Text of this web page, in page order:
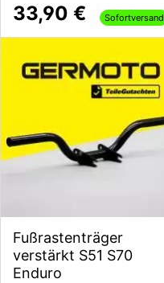
33,90 € Sofortversand
Fußrastenträger
verstärkt S51 S70
Enduro